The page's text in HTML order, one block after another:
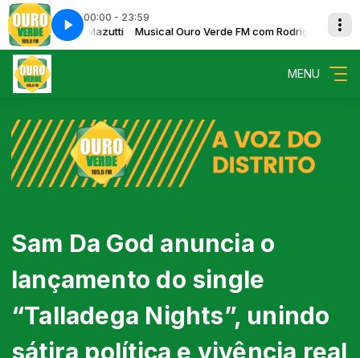
00:00 - 23:59
Rodrigo Mazutti Musical Ouro Verde FM com Rodrigo Mazutti
Dallas Danger - Panic Attack
MENU
Sam Da God anuncia o
lançamento do single
“Talladega Nights”, unindo
sátira política e vivência real